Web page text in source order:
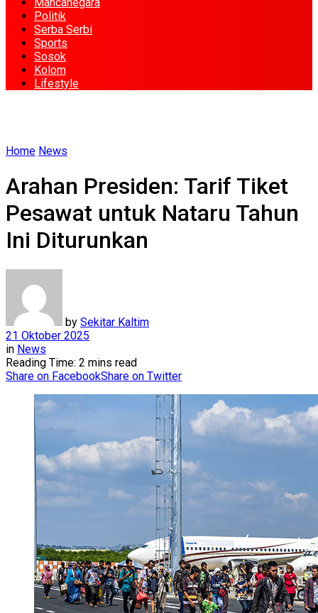
Politik
Serba Serbi
Sports
Sosok
Kolom
Lifestyle
Home News
Arahan Presiden: Tarif Tiket
Pesawat untuk Nataru Tahun
Ini Diturunkan
by Sekitar Kaltim
21 Oktober 2025
in News
Reading Time: 2 mins read
Share on FacebookShare on Twitter